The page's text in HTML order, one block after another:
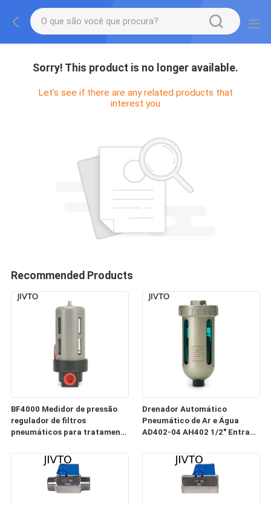
Sorry! This product is no longer available.
Let's see if there are any related products that
interest you
Recommended Products
BF4000 Medidor de pressão
regulador de filtros
pneumáticos para tratamento
Drenador Automático
Pneumático de Ar e Água
AD402-04 AH402 1/2" Entrada